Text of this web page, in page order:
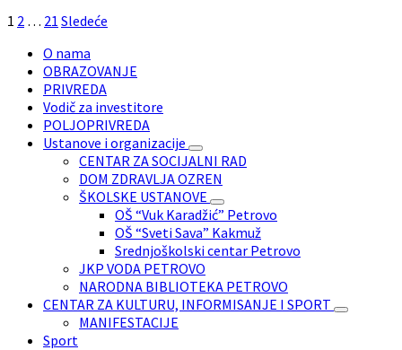
1 2 … 21 Sledeće
O nama
OBRAZOVANJE
PRIVREDA
Vodič za investitore
POLJOPRIVREDA
Ustanove i organizacije
CENTAR ZA SOCIJALNI RAD
DOM ZDRAVLJA OZREN
ŠKOLSKE USTANOVE
OŠ “Vuk Karadžić” Petrovo
OŠ “Sveti Sava” Kakmuž
Srednjoškolski centar Petrovo
JKP VODA PETROVO
NARODNA BIBLIOTEKA PETROVO
CENTAR ZA KULTURU, INFORMISANJE I SPORT
MANIFESTACIJE
Sport